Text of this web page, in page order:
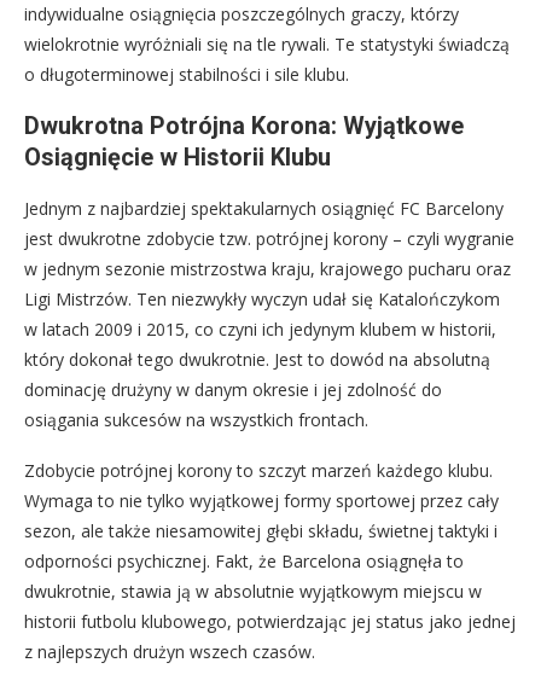
indywidualne osiągnięcia poszczególnych graczy, którzy
wielokrotnie wyróżniali się na tle rywali. Te statystyki świadczą
o długoterminowej stabilności i sile klubu.
Dwukrotna Potrójna Korona: Wyjątkowe
Osiągnięcie w Historii Klubu
Jednym z najbardziej spektakularnych osiągnięć FC Barcelony
jest dwukrotne zdobycie tzw. potrójnej korony – czyli wygranie
w jednym sezonie mistrzostwa kraju, krajowego pucharu oraz
Ligi Mistrzów. Ten niezwykły wyczyn udał się Katalończykom
w latach 2009 i 2015, co czyni ich jedynym klubem w historii,
który dokonał tego dwukrotnie. Jest to dowód na absolutną
dominację drużyny w danym okresie i jej zdolność do
osiągania sukcesów na wszystkich frontach.
Zdobycie potrójnej korony to szczyt marzeń każdego klubu.
Wymaga to nie tylko wyjątkowej formy sportowej przez cały
sezon, ale także niesamowitej głębi składu, świetnej taktyki i
odporności psychicznej. Fakt, że Barcelona osiągnęła to
dwukrotnie, stawia ją w absolutnie wyjątkowym miejscu w
historii futbolu klubowego, potwierdzając jej status jako jednej
z najlepszych drużyn wszech czasów.